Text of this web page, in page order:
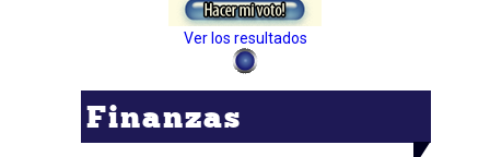
Ver los resultados
Finanzas